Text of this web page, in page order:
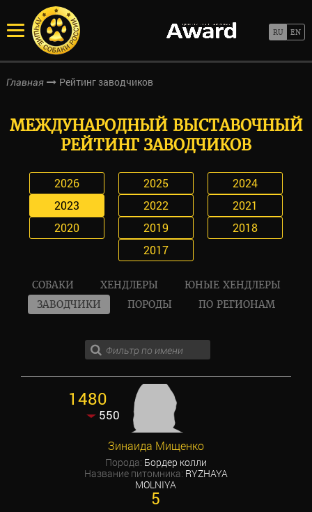
Главная Рейтинг заводчиков
МЕЖДУНАРОДНЫЙ ВЫСТАВОЧНЫЙ
РЕЙТИНГ ЗАВОДЧИКОВ
2026 2025
2024
2023
2022
2021
2020
2019
2018
2017
СОБАКИ ХЕНДЛЕРЫ
ЮНЫЕ ХЕНДЛЕРЫ
ЗАВОДЧИКИ
ПОРОДЫ ПО РЕГИОНАМ
1480
550
Зинаида Мищенко
Порода: Бордер колли
Название питомника: RYZHAYA
MOLNIYA
5